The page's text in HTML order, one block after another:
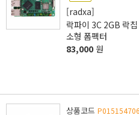
[radxa]
락파이 3C 2GB 락
소형 폼펙터
83,000 원
상품코드 P015154706